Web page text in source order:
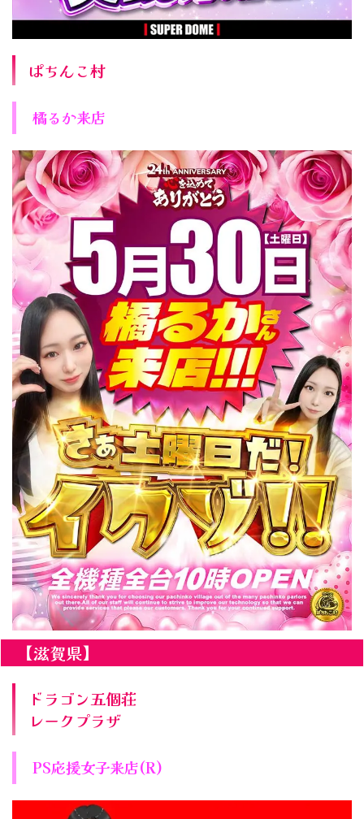
ぱちんこ村
橘るか来店
【滋賀県】
ドラゴン五個荘
レークプラザ
PS応援女子来店(R)